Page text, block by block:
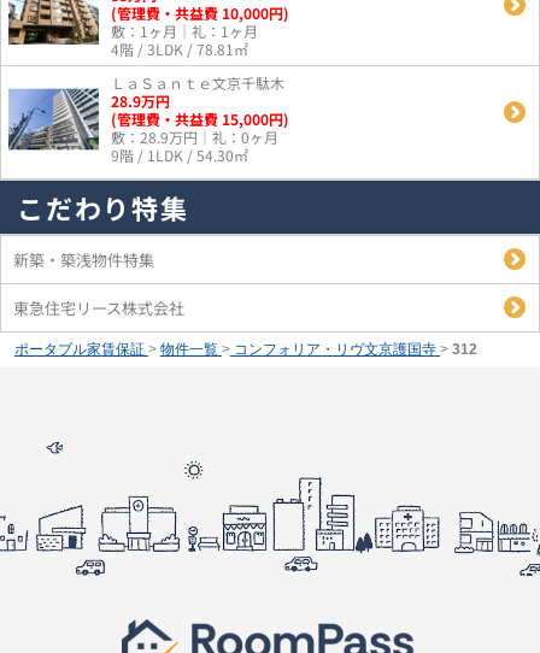
(管理費・共益費 10,000円)
敷：1ヶ月｜礼：1ヶ月
4階 / 3LDK / 78.81㎡
ＬａＳａｎｔｅ文京千駄木
28.9万円
(管理費・共益費 15,000円)
敷：28.9万円｜礼：0ヶ月
9階 / 1LDK / 54.30㎡
こだわり特集
新築・築浅物件特集
東急住宅リース株式会社
ポータブル家賃保証 > 物件一覧 > コンフォリア・リヴ文京護国寺 > 312